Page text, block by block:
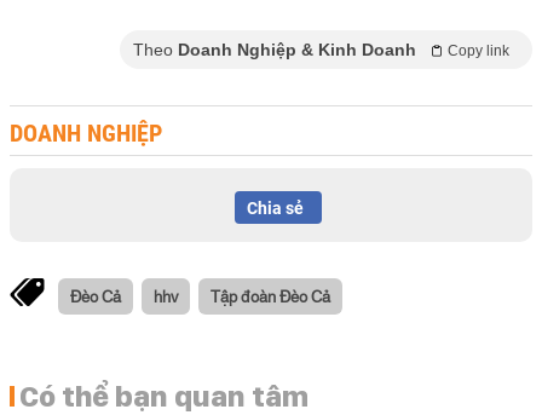
Theo Doanh Nghiệp & Kinh Doanh Copy link
DOANH NGHIỆP
Chia sẻ
Đèo Cả hhv Tập đoàn Đèo Cả
Có thể bạn quan tâm